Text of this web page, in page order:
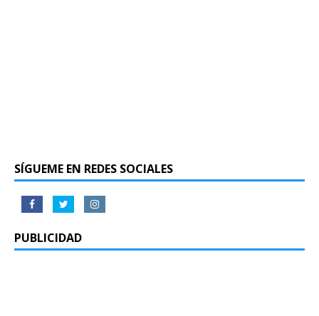
SÍGUEME EN REDES SOCIALES
PUBLICIDAD